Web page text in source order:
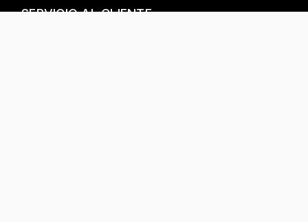
SERVICIO AL CLIENTE